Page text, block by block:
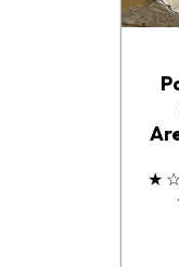
★ ☆